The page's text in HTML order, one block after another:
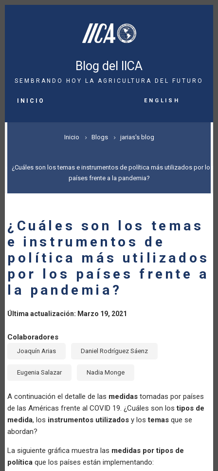
Pasar
Blog del IICA
SEMBRANDO HOY LA AGRICULTURA DEL FUTURO
NAVIGATION
INICIO English
SOBRESCRIBIR
DE
AYUDA
LA
NAVEGACIÓN
Inicio Blogs jarias's blog
¿Cuáles son los temas e instrumentos de política más utilizados por los
países frente a la pandemia?
¿Cuáles son los temas
e instrumentos de
política más utilizados
por los países frente a
la pandemia?
Última actualización: Marzo 19, 2021
Colaboradores
Joaquín Arias Daniel Rodríguez Sáenz
Eugenia Salazar Nadia Monge
A continuación el detalle de las medidas tomadas por países
de las Américas frente al COVID 19. ¿Cuáles son lostipos de
medida, los instrumentos utilizados y lostemas que se
abordan?
La siguiente gráfica muestra las medidas por tipos de
política que los países están implementando: